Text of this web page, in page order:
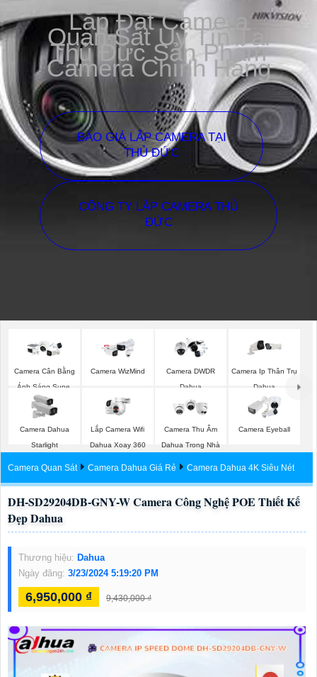
Lắp Đặt Camera
Quan Sát Uy Tín Tại
Thủ Đức Sản Phẩm
Camera Chính Hãng
BÁO GIÁ LẮP CAMERA TẠI
THỦ ĐỨC
CÔNG TY LẮP CAMERA THỦ
ĐỨC
Camera Cân Bằng
Ánh Sáng Super
Adapt
Camera WizMind
Camera DWDR
Dahua
Camera Ip Thân Trụ
Dahua
Camera Dahua
Starlight
Lắp Camera Wifi
Dahua Xoay 360
Camera Thu Âm
Dahua Trong Nhà
Camera Eyeball
Camera Quan Sát Camera Dahua Giá Rẻ Camera Dahua 4K Siêu Nét
DH-SD29204DB-GNY-W Camera Công Nghệ POE Thiết Kế
Đẹp Dahua
Thương hiệu: Dahua
Ngày đăng: 3/23/2024 5:19:20 PM
6,950,000 ₫ 9,430,000 ₫